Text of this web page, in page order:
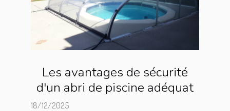
Les avantages de sécurité
d'un abri de piscine adéquat
18/12/2025